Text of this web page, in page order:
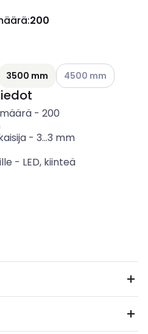
:200
3500 mm Katso käytettävissä
4500 mm
- 200
- 3...3 mm
- LED, kiinteä